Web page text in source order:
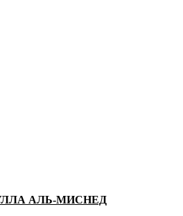
АЛЬ-МИСНЕД